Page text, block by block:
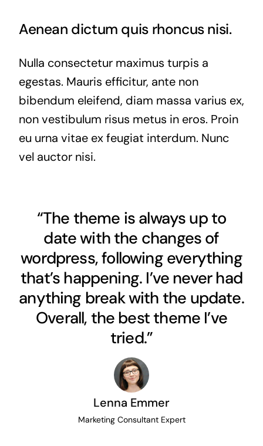
Aenean dictum quis rhoncus nisi.
Nulla consectetur maximus turpis a
egestas. Mauris efficitur, ante non
bibendum eleifend, diam massa varius ex,
non vestibulum risus metus in eros. Proin
eu urna vitae ex feugiat interdum. Nunc
vel auctor nisi.
“The theme is always up to
date with the changes of
wordpress, following everything
that’s happening. I’ve never had
anything break with the update.
Overall, the best theme I’ve
tried.”
Lenna Emmer
Marketing Consultant Expert